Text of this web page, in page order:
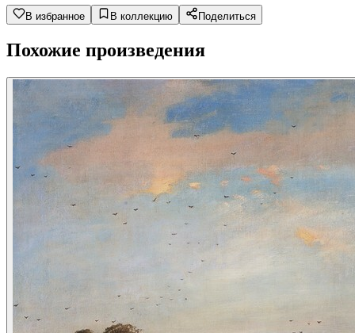
В избранное В коллекцию Поделиться
Похожие произведения